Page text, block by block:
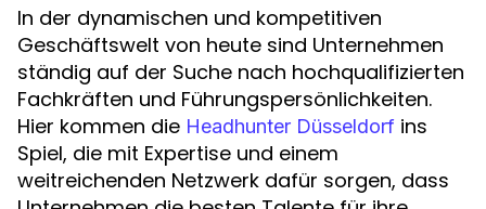
In der dynamischen und kompetitiven
Geschäftswelt von heute sind Unternehmen
ständig auf der Suche nach hochqualifizierten
Fachkräften und Führungspersönlichkeiten.
Hier kommen die Headhunter Düsseldorf ins
Spiel, die mit Expertise und einem
weitreichenden Netzwerk dafür sorgen, dass